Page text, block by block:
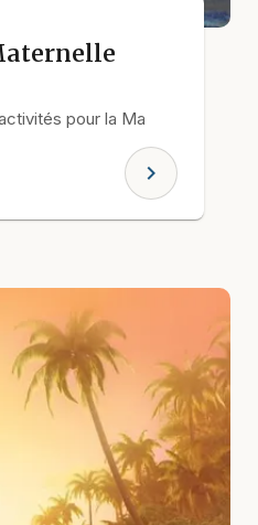
pour la Ma
chevron_right